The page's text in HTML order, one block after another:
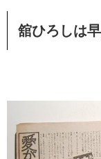
舘ひろしは